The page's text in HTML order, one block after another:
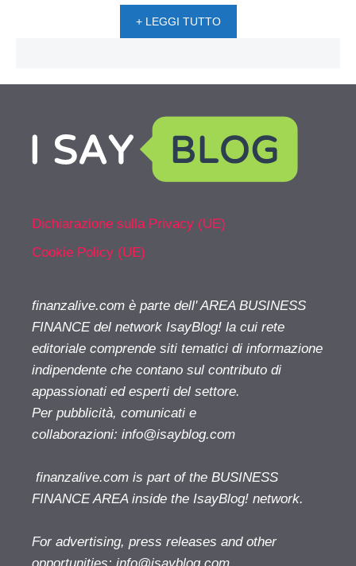
+ LEGGI TUTTO
Dichiarazione sulla Privacy (UE)
Cookie Policy (UE)
finanzalive.com è parte dell' AREA BUSINESS
FINANCE del network IsayBlog! la cui rete
editoriale comprende siti tematici di informazione
indipendente che contano sul contributo di
appassionati ed esperti del settore.
Per pubblicità, comunicati e
collaborazioni: info@isayblog.com
finanzalive.com is part of the BUSINESS
FINANCE AREA inside the IsayBlog! network.
For advertising, press releases and other
opportunities: info@isayblog.com